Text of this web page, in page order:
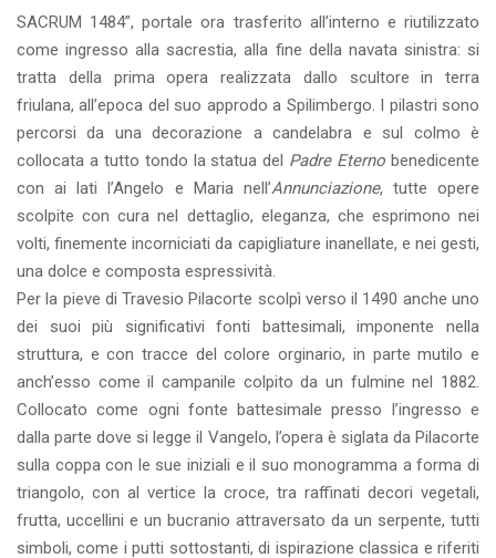
SACRUM 1484”, portale ora trasferito all’interno e riutilizzato
come ingresso alla sacrestia, alla fine della navata sinistra: si
tratta della prima opera realizzata dallo scultore in terra
friulana, all’epoca del suo approdo a Spilimbergo. I pilastri sono
percorsi da una decorazione a candelabra e sul colmo è
collocata a tutto tondo la statua del Padre Eterno benedicente
con ai lati l’Angelo e Maria nell’Annunciazione, tutte opere
scolpite con cura nel dettaglio, eleganza, che esprimono nei
volti, finemente incorniciati da capigliature inanellate, e nei gesti,
una dolce e composta espressività.
Per la pieve di Travesio Pilacorte scolpì verso il 1490 anche uno
dei suoi più significativi fonti battesimali, imponente nella
struttura, e con tracce del colore orginario, in parte mutilo e
anch’esso come il campanile colpito da un fulmine nel 1882.
Collocato come ogni fonte battesimale presso l’ingresso e
dalla parte dove si legge il Vangelo, l’opera è siglata da Pilacorte
sulla coppa con le sue iniziali e il suo monogramma a forma di
triangolo, con al vertice la croce, tra raffinati decori vegetali,
frutta, uccellini e un bucranio attraversato da un serpente, tutti
simboli, come i putti sottostanti, di ispirazione classica e riferiti